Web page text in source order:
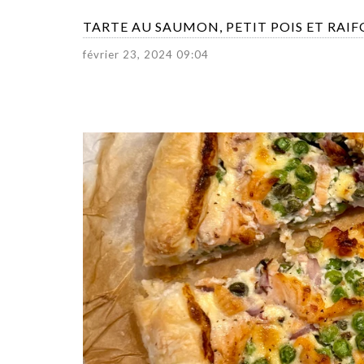
TARTE AU SAUMON, PETIT POIS ET
février 23, 2024 09:04